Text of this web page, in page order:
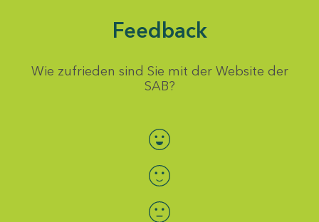
Feedback
Wie zufrieden sind Sie mit der Website der
SAB?
Bewertung auswählen